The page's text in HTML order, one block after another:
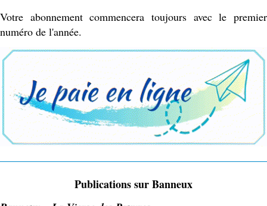
Votre abonnement commencera toujours avec le premier
numéro de l'année.
Publications sur Banneux